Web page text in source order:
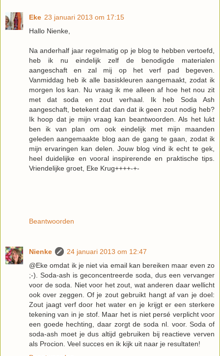
Eke 23 januari 2013 om 17:15
Hallo Nienke,
Na anderhalf jaar regelmatig op je blog te hebben vertoefd,
heb ik nu eindelijk zelf de benodigde materialen
aangeschaft en zal mij op het verf pad begeven.
Vanmiddag heb ik alle basiskleuren aangemaakt, zodat ik
morgen los kan. Nu vraag ik me alleen af hoe het nou zit
met dat soda en zout verhaal. Ik heb Soda Ash
aangeschaft, betekent dat dan dat ik geen zout nodig heb?
Ik hoop dat je mijn vraag kan beantwoorden. Als het lukt
ben ik van plan om ook eindelijk met mijn maanden
geleden aangemaakte blog aan de gang te gaan, zodat ik
mijn ervaringen kan delen. Jouw blog vind ik echt te gek,
heel duidelijke en vooral inspirerende en praktische tips.
Vriendelijke groet, Eke Krug++++-+-
Beantwoorden
Nienke
24 januari 2013 om 12:47
@Eke omdat ik je niet via email kan bereiken maar even zo
;-). Soda-ash is geconcentreerde soda, dus een vervanger
voor de soda. Niet voor het zout, wat anderen daar wellicht
ook over zeggen. Of je zout gebruikt hangt af van je doel:
Zout jaagt verf door het water en je krijgt er een sterkere
tekening van in je stof. Maar het is niet persé verplicht voor
een goede hechting, daar zorgt de soda nl. voor. Soda of
soda-ash moet je dus altijd gebruiken bij reactieve verven
als Procion. Veel succes en ik kijk uit naar je resultaten!